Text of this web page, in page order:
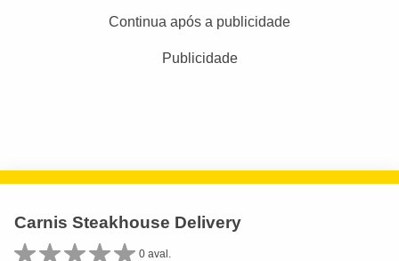
Continua após a publicidade
Publicidade
Carnis Steakhouse Delivery
0 aval.